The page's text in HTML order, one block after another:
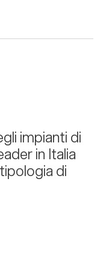
impianti di
in Italia
di